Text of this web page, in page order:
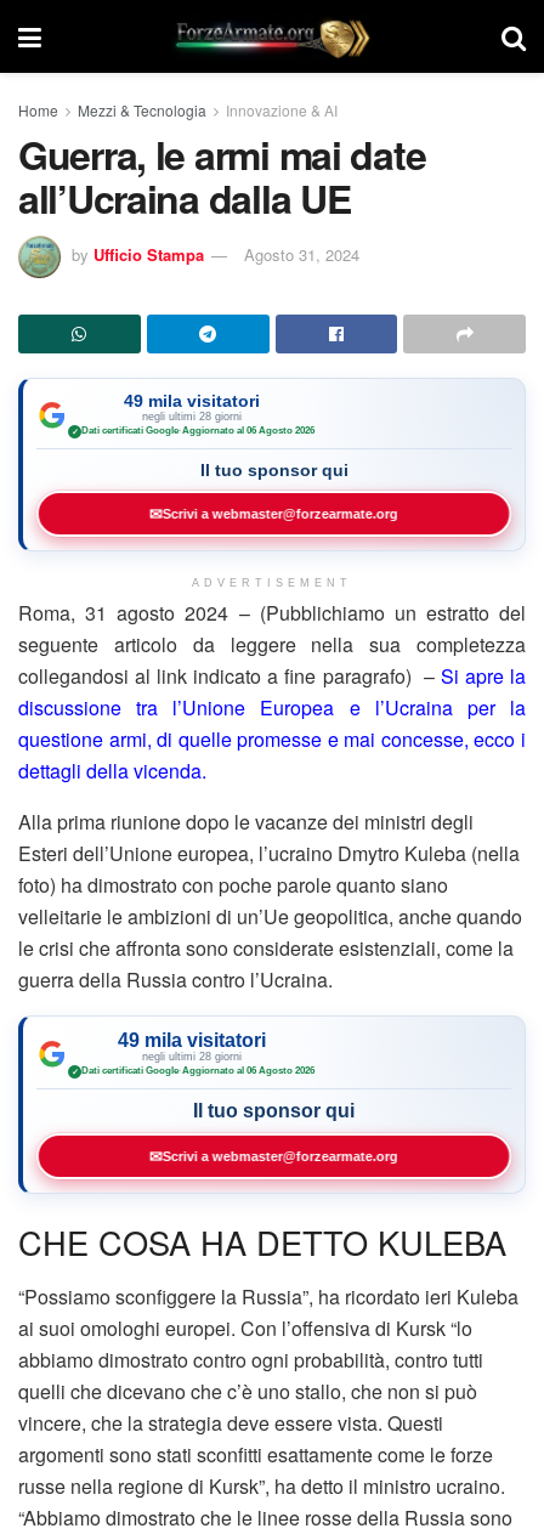
Home Mezzi & Tecnologia Innovazione & AI
Guerra, le armi mai date
all’Ucraina dalla UE
by Ufficio Stampa Agosto 31, 2024
49 mila visitatori
negli ultimi 28 giorni
✓ Dati certificati Google·Aggiornato al 06 Agosto 2026
Il tuo sponsor qui
✉Scrivi a webmaster@forzearmate.org
ADVERTISEMENT
Roma, 31 agosto 2024 – (Pubblichiamo un estratto del
seguente articolo da leggere nella sua completezza
collegandosi al link indicato a fine paragrafo) – Si apre la
discussione tra l’Unione Europea e l’Ucraina per la
questione armi, di quelle promesse e mai concesse, ecco i
dettagli della vicenda.
Alla prima riunione dopo le vacanze dei ministri degli
Esteri dell’Unione europea, l’ucraino Dmytro Kuleba (nella
foto) ha dimostrato con poche parole quanto siano
velleitarie le ambizioni di un’Ue geopolitica, anche quando
le crisi che affronta sono considerate esistenziali, come la
guerra della Russia contro l’Ucraina.
49 mila visitatori
negli ultimi 28 giorni
✓ Dati certificati Google·Aggiornato al 06 Agosto 2026
Il tuo sponsor qui
✉Scrivi a webmaster@forzearmate.org
CHE COSA HA DETTO KULEBA
“Possiamo sconfiggere la Russia”, ha ricordato ieri Kuleba
ai suoi omologhi europei. Con l’offensiva di Kursk “lo
abbiamo dimostrato contro ogni probabilità, contro tutti
quelli che dicevano che c’è uno stallo, che non si può
vincere, che la strategia deve essere vista. Questi
argomenti sono stati sconfitti esattamente come le forze
russe nella regione di Kursk”, ha detto il ministro ucraino.
“Abbiamo dimostrato che le linee rosse della Russia sono